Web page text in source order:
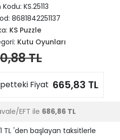
Kodu: KS.25113
8681842251137
KS Puzzle
Kutu Oyunları
TL
Fiyat 665,83 TL
EFT ile 686,86 TL
TL 'den başlayan taksitlerle